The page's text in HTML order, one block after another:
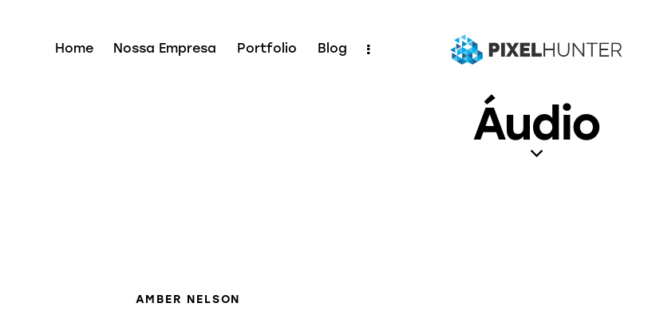
Home Nossa Empresa Portfolio Blog
Áudio
AMBER NELSON